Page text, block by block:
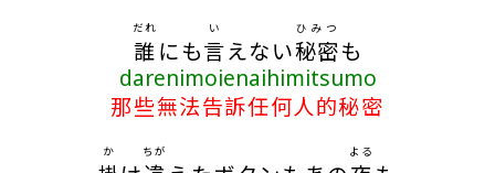
誰
だれ
にも言
い
えない秘密
ひみつ
も
darenimoienaihimitsumo
那些無法告訴任何人的秘密
か ちが よる